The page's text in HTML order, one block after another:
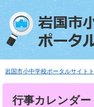
ペ
で
メ
ば岩国市小中学校ポータルサイト
行事カレンダー